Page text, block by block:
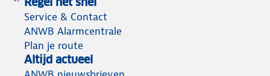
Service & Contact
ANWB Alarmcentrale
Plan je route
Altijd actueel